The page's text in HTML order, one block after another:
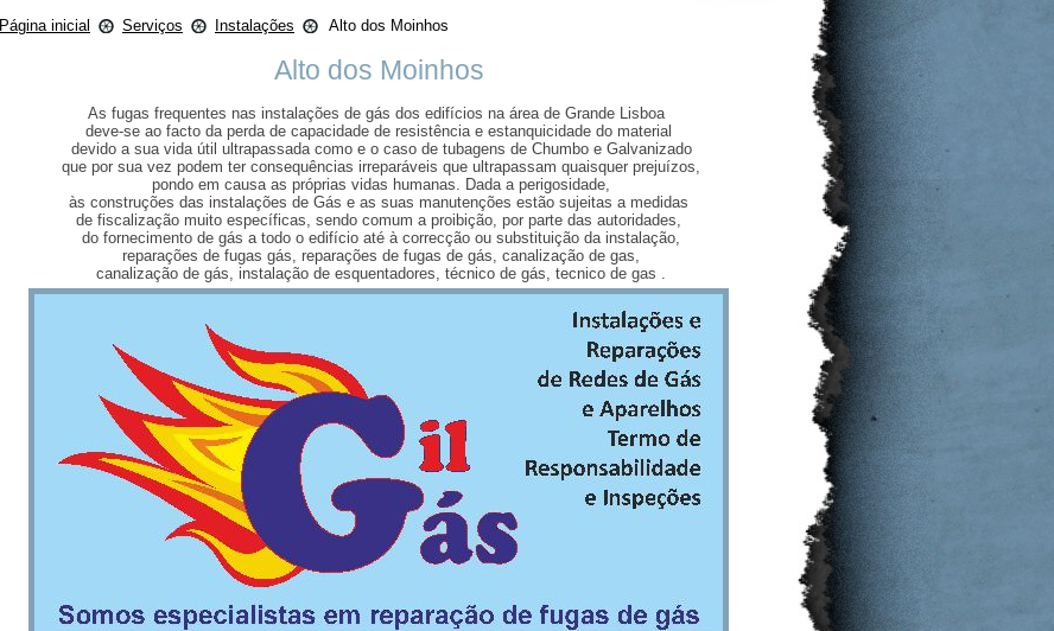
Página inicial Serviços Instalações Alto dos Moinhos
Alto dos Moinhos
As fugas frequentes nas instalações de gás dos edifícios na área de Grande Lisboa
deve-se ao facto da perda de capacidade de resistência e estanquicidade do material
devido a sua vida útil ultrapassada como e o caso de tubagens de Chumbo e Galvanizado
que por sua vez podem ter consequências irreparáveis que ultrapassam quaisquer prejuízos,
pondo em causa as próprias vidas humanas. Dada a perigosidade,
às construções das instalações de Gás e as suas manutenções estão sujeitas a medidas
de fiscalização muito específicas, sendo comum a proibição, por parte das autoridades,
do fornecimento de gás a todo o edifício até à correcção ou substituição da instalação,
reparações de fugas gás, reparações de fugas de gás, canalização de gas,
canalização de gás, instalação de esquentadores, técnico de gás, tecnico de gas .